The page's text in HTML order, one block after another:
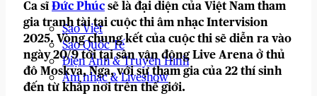
Sao Việt
Sao Quốc Tế
Điện Ảnh & Truyền Hình
Âm nhạc & Liveshow
Ca sĩĐức Phúcsẽ là đại diện của Việt Nam tham
gia tranh tài tại cuộc thi âm nhạc Intervision
2025. Vòng chung kết của cuộc thi sẽ diễn ra vào
ngày 20/9 tới tại sân vận động Live Arena ở thủ
đô Moskva, Nga, với sự tham gia của 22 thí sinh
đến từ khắp nơi trên thế giới.